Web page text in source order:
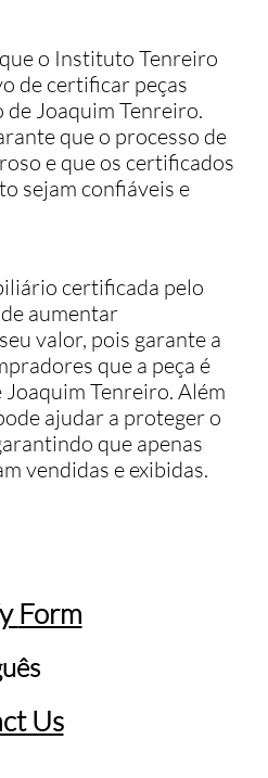
o Instituto Tenreiro
de certificar peças
Joaquim Tenreiro.
que o processo de
e que os certificados
sejam confiáveis e
certificada pelo
aumentar
valor, pois garante a
que a peça é
Tenreiro. Além
ajudar a proteger o
que apenas
vendidas e exibidas.
Form
Us